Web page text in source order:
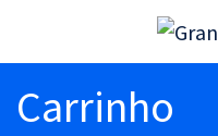
Carrinho